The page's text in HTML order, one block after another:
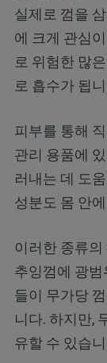
실제로 껌을
에 크게 관심
로 위험한 많
로 흡수가 됩
피부를 통해
관리 용품에
러내는 데 도
성분도 몸 안
이러한 종류
추잉껌에 광
들이 무가당
니다. 하지만,
유할 수 있습